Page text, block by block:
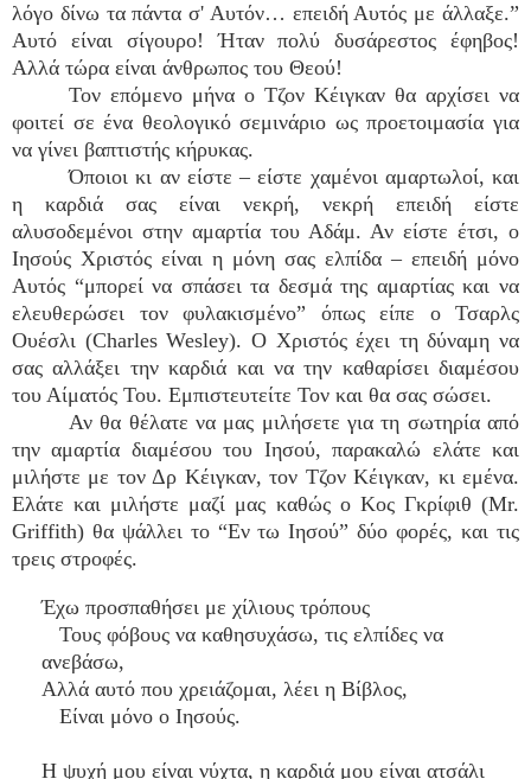
λόγο δίνω τα πάντα σ' Αυτόν… επειδή Αυτός με άλλαξε.”
Αυτό είναι σίγουρο! Ήταν πολύ δυσάρεστος έφηβος!
Αλλά τώρα είναι άνθρωπος του Θεού!
Τον επόμενο μήνα ο Τζον Κέιγκαν θα αρχίσει να
φοιτεί σε ένα θεολογικό σεμινάριο ως προετοιμασία για
να γίνει βαπτιστής κήρυκας.
Όποιοι κι αν είστε – είστε χαμένοι αμαρτωλοί, και
η καρδιά σας είναι νεκρή, νεκρή επειδή είστε
αλυσοδεμένοι στην αμαρτία του Αδάμ. Αν είστε έτσι, ο
Ιησούς Χριστός είναι η μόνη σας ελπίδα – επειδή μόνο
Αυτός “μπορεί να σπάσει τα δεσμά της αμαρτίας και να
ελευθερώσει τον φυλακισμένο” όπως είπε ο Τσαρλς
Ουέσλι (Charles Wesley). Ο Χριστός έχει τη δύναμη να
σας αλλάξει την καρδιά και να την καθαρίσει διαμέσου
του Αίματός Του. Εμπιστευτείτε Τον και θα σας σώσει.
Αν θα θέλατε να μας μιλήσετε για τη σωτηρία από
την αμαρτία διαμέσου του Ιησού, παρακαλώ ελάτε και
μιλήστε με τον Δρ Κέιγκαν, τον Τζον Κέιγκαν, κι εμένα.
Ελάτε και μιλήστε μαζί μας καθώς ο Κος Γκρίφιθ (Mr.
Griffith) θα ψάλλει το “Εν τω Ιησού” δύο φορές, και τις
τρεις στροφές.
Έχω προσπαθήσει με χίλιους τρόπους
Τους φόβους να καθησυχάσω, τις ελπίδες να
ανεβάσω,
Αλλά αυτό που χρειάζομαι, λέει η Βίβλος,
Είναι μόνο ο Ιησούς.
Η ψυχή μου είναι νύχτα, η καρδιά μου είναι ατσάλι